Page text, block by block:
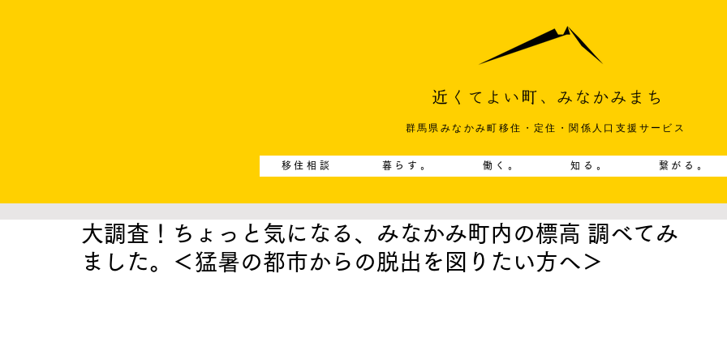
群馬県みなかみ町移住・定住・関係人口支援サービス
移住相談 暮らす。 働く。 知る。 繋がる。
大調査！ちょっと気になる、みなかみ町内の標高 調べてみ
ました。＜猛暑の都市からの脱出を図りたい方へ＞